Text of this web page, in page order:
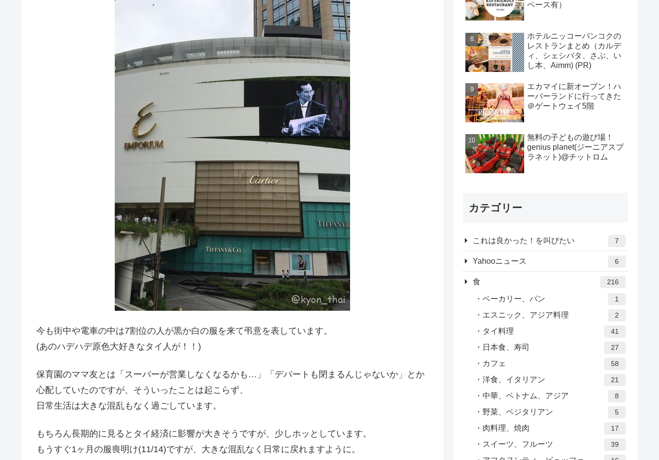
今も街中や電車の中は7割位の人が黒か白の服を来て弔意を表しています。
(あのハデハデ原色大好きなタイ人が！！)
保育園のママ友とは「スーパーが営業しなくなるかも…」「デパートも閉まるんじゃないか」とか
心配していたのですが、そういったことは起こらず、
日常生活は大きな混乱もなく過ごしています。
もちろん長期的に見るとタイ経済に影響が大きそうですが、少しホッとしています。
もうすぐ1ヶ月の服喪明け(11/14)ですが、大きな混乱なく日常に戻れますように。
ペース有）
ホテルニッコーバンコクの
レストランまとめ（カルデ
ィ、シェシバタ、さぶ、い
し本、Aimm) (PR)
エカマイに新オープン！ハ
ーバーランドに行ってきた
＠ゲートウェイ5階
無料の子どもの遊び場！
genius planet(ジーニアスプ
ラネット)@チットロム
カテゴリー
これは良かった！を叫びたい 7
Yahooニュース 6
食 216
ベーカリー、パン 1
エスニック、アジア料理 2
タイ料理 41
日本食、寿司 27
カフェ 58
洋食、イタリアン 21
中華、ベトナム、アジア 8
野菜、ベジタリアン 5
肉料理、焼肉 17
スイーツ、フルーツ 39